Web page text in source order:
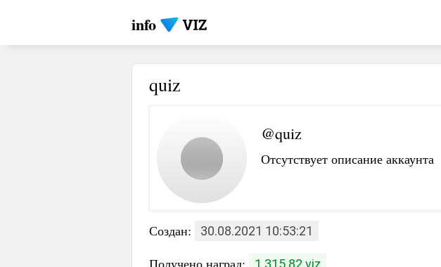
info
quiz
@quiz
Отсутствует описание аккаунта
Создан: 30.08.2021 10:53:21
Получено наград: 1 315.82 viz